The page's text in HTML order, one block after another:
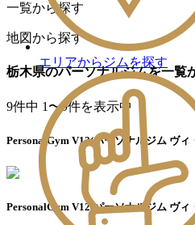
エリアからジムを探す
一覧から探す
地図から探す
栃木県のパーソナルジムを一覧
9件中 1〜9件を表示中
PersonalGym V12(パーソナルジム ヴィ
PersonalGym V12(パーソナルジム ヴィ